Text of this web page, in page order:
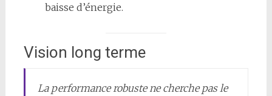
baisse d’énergie.
Vision long terme
La performance robuste ne cherche pas le